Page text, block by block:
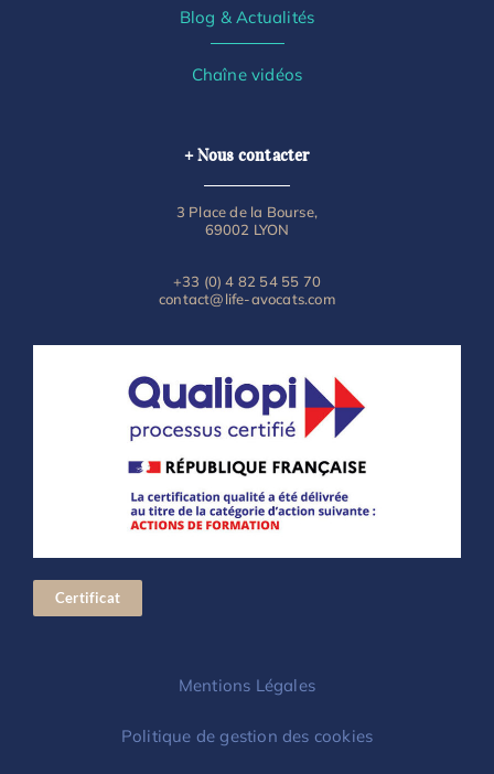
Blog & Actualités
Chaîne vidéos
+ Nous contacter
3 Place de la Bourse,
69002 LYON
+33 (0) 4 82 54 55 70
contact@life-avocats.com
Certificat
Mentions Légales
Politique de gestion des cookies